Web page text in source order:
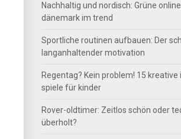
Nachhaltig und nordisch: Grüne
dänemark im trend
Sportliche routinen aufbauen: Der
langanhaltender motivation
Regentag? Kein problem! 15 kreative
spiele für kinder
Rover-oldtimer: Zeitlos schön oder
überholt?